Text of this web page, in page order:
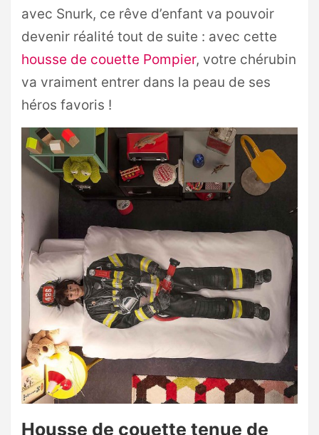
avec Snurk, ce rêve d’enfant va pouvoir
devenir réalité tout de suite : avec cette
housse de couette Pompier, votre chérubin
va vraiment entrer dans la peau de ses
héros favoris !
Housse de couette tenue de